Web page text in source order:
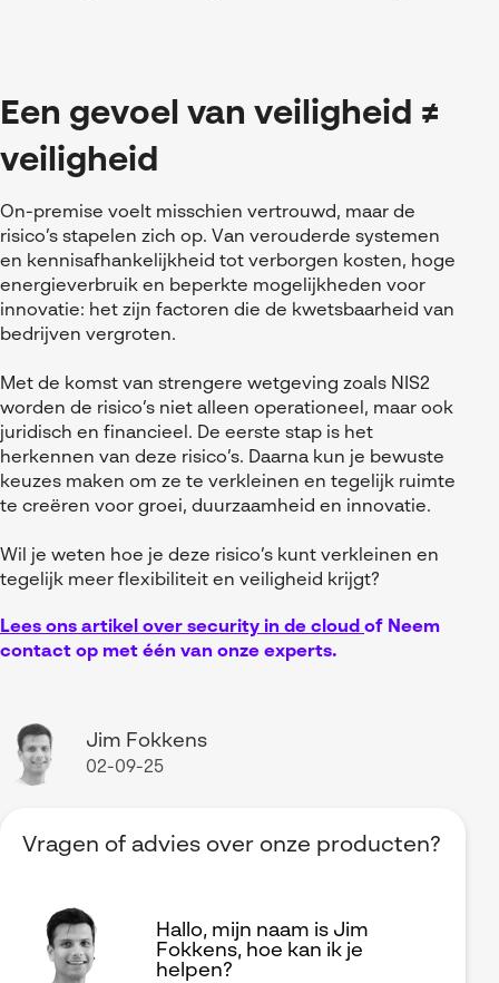
Een gevoel van veiligheid ≠
veiligheid
On-premise voelt misschien vertrouwd, maar de
risico’s stapelen zich op. Van verouderde systemen
en kennisafhankelijkheid tot verborgen kosten, hoge
energieverbruik en beperkte mogelijkheden voor
innovatie: het zijn factoren die de kwetsbaarheid van
bedrijven vergroten.
Met de komst van strengere wetgeving zoals NIS2
worden de risico’s niet alleen operationeel, maar ook
juridisch en financieel. De eerste stap is het
herkennen van deze risico’s. Daarna kun je bewuste
keuzes maken om ze te verkleinen en tegelijk ruimte
te creëren voor groei, duurzaamheid en innovatie.
Wil je weten hoe je deze risico’s kunt verkleinen en
tegelijk meer flexibiliteit en veiligheid krijgt?
Lees ons artikel over security in de cloud of Neem
contact op met één van onze experts.
Jim Fokkens
02-09-25
Vragen of advies over onze producten?
Hallo, mijn naam is Jim
Fokkens, hoe kan ik je
helpen?